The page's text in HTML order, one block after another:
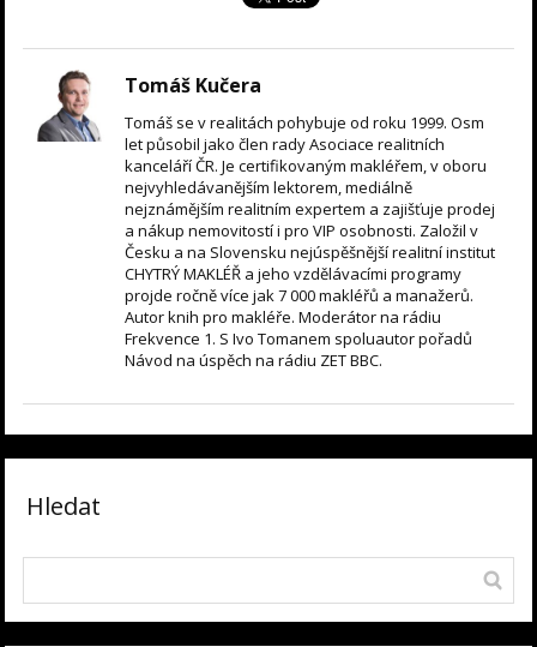
Tomáš Kučera
Tomáš se v realitách pohybuje od roku 1999. Osm
let působil jako člen rady Asociace realitních
kanceláří ČR. Je certifikovaným makléřem, v oboru
nejvyhledávanějším lektorem, mediálně
nejznámějším realitním expertem a zajišťuje prodej
a nákup nemovitostí i pro VIP osobnosti. Založil v
Česku a na Slovensku nejúspěšnější realitní institut
CHYTRÝ MAKLÉŘ a jeho vzdělávacími programy
projde ročně více jak 7 000 makléřů a manažerů.
Autor knih pro makléře. Moderátor na rádiu
Frekvence 1. S Ivo Tomanem spoluautor pořadů
Návod na úspěch na rádiu ZET BBC.
Hledat